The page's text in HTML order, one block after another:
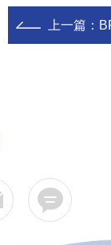
上一篇：